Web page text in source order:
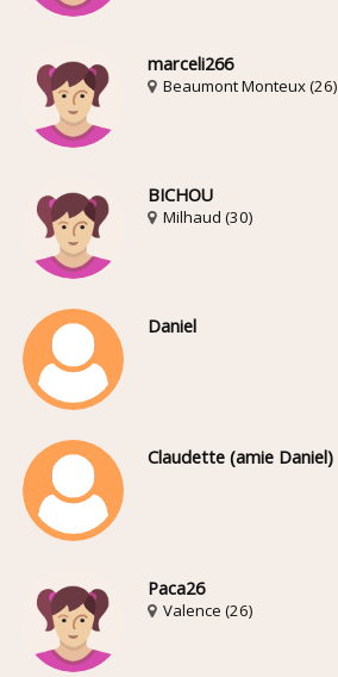
marceli266
Beaumont Monteux (26)
BICHOU
Milhaud (30)
Daniel
Claudette (amie Daniel)
Paca26
Valence (26)